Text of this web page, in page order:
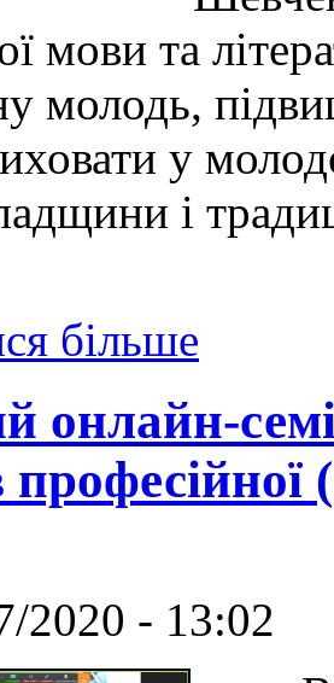
мови та
молодь,
у
і
більше
онлайн-
професійної
2020 - 13:02